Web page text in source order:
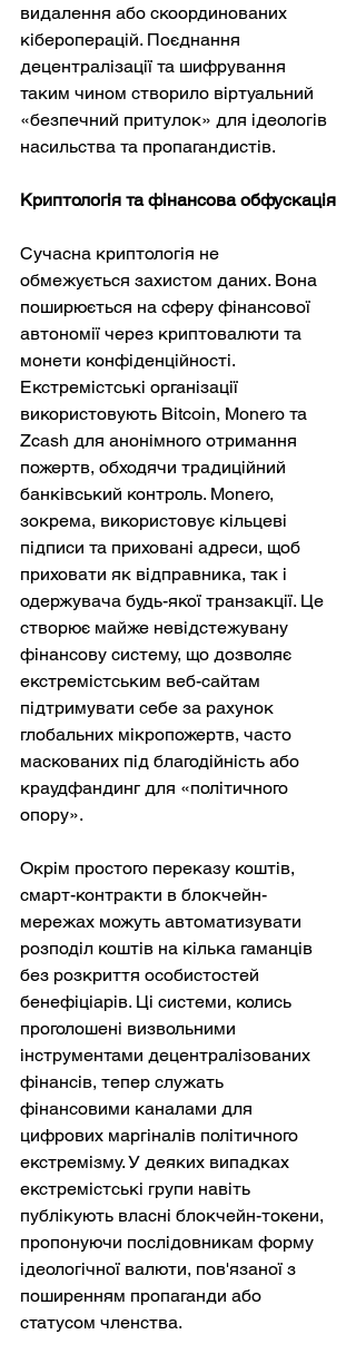
видалення або скоординованих
кібероперацій. Поєднання
децентралізації та шифрування
таким чином створило віртуальний
«безпечний притулок» для ідеологів
насильства та пропагандистів.
Криптологія та фінансова обфускація
Сучасна криптологія не
обмежується захистом даних. Вона
поширюється на сферу фінансової
автономії через криптовалюти та
монети конфіденційності.
Екстремістські організації
використовують Bitcoin, Monero та
Zcash для анонімного отримання
пожертв, обходячи традиційний
банківський контроль. Monero,
зокрема, використовує кільцеві
підписи та приховані адреси, щоб
приховати як відправника, так і
одержувача будь-якої транзакції. Це
створює майже невідстежувану
фінансову систему, що дозволяє
екстремістським веб-сайтам
підтримувати себе за рахунок
глобальних мікропожертв, часто
маскованих під благодійність або
краудфандинг для «політичного
опору».
Окрім простого переказу коштів,
смарт-контракти в блокчейн-
мережах можуть автоматизувати
розподіл коштів на кілька гаманців
без розкриття особистостей
бенефіціарів. Ці системи, колись
проголошені визвольними
інструментами децентралізованих
фінансів, тепер служать
фінансовими каналами для
цифрових маргіналів політичного
екстремізму. У деяких випадках
екстремістські групи навіть
публікують власні блокчейн-токени,
пропонуючи послідовникам форму
ідеологічної валюти, пов'язаної з
поширенням пропаганди або
статусом членства.